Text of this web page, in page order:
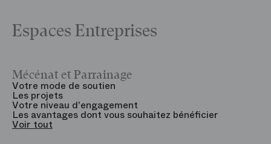
Espaces Entreprises
Mécénat et Parrainage
Votre mode de soutien
Les projets
Votre niveau d'engagement
Les avantages dont vous souhaitez bénéficier
Voir tout